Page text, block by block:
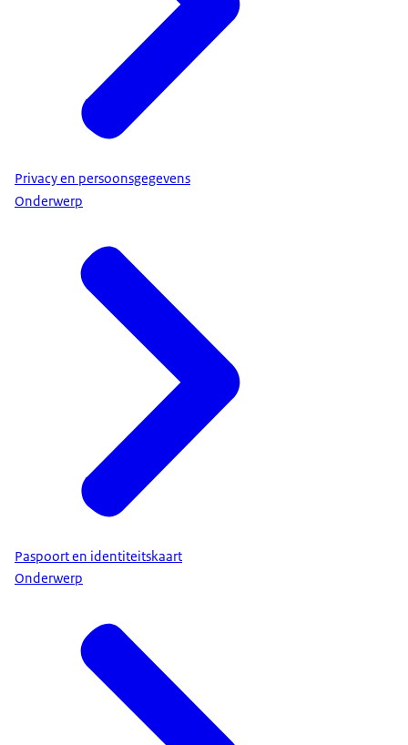
Privacy en persoonsgegevens
Onderwerp
Paspoort en identiteitskaart
Onderwerp